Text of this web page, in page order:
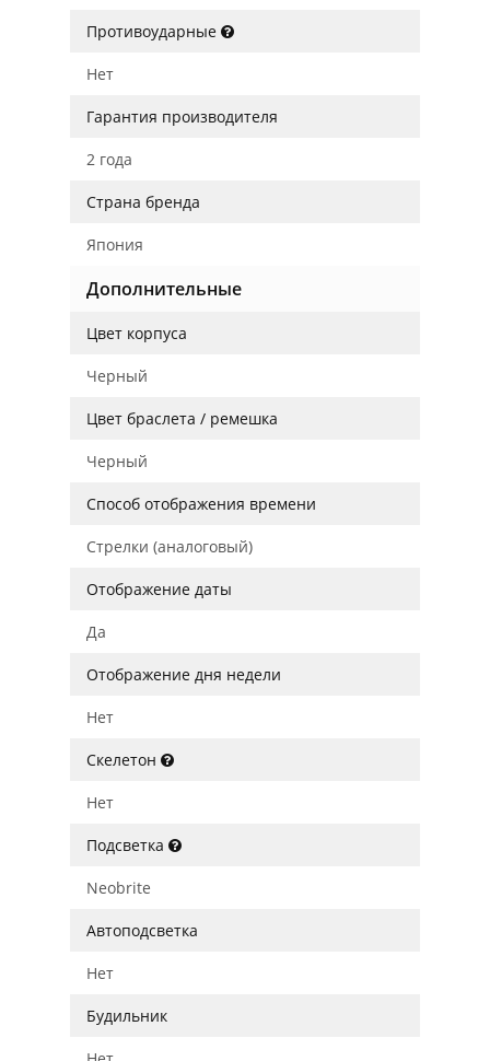
Противоударные
Нет
Гарантия производителя
2 года
Страна бренда
Япония
Дополнительные
Цвет корпуса
Черный
Цвет браслета / ремешка
Черный
Способ отображения времени
Стрелки (аналоговый)
Отображение даты
Да
Отображение дня недели
Нет
Скелетон
Нет
Подсветка
Neobrite
Автоподсветка
Нет
Будильник